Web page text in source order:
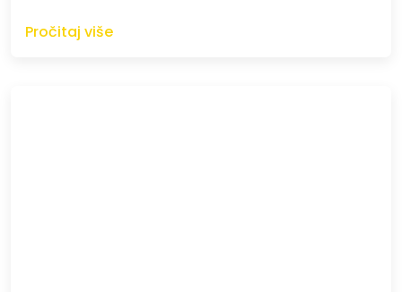
Pročitaj više